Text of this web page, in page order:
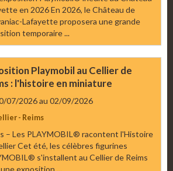
en 2026 En 2026, le Château de
Lafayette proposera une grande
temporaire ...
Playmobil au Cellier de
: l'histoire en miniature
07/2026au 02/09/2026
- Reims
– Les PLAYMOBIL® racontent l'Histoire
Cet été, les célèbres figurines
s'installent au Cellier de Reims
exposition ...